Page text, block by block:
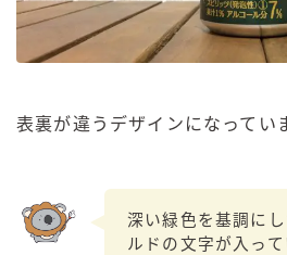
表裏が違うデザインになってい
深い緑色を基調に
ルドの文字が入っ